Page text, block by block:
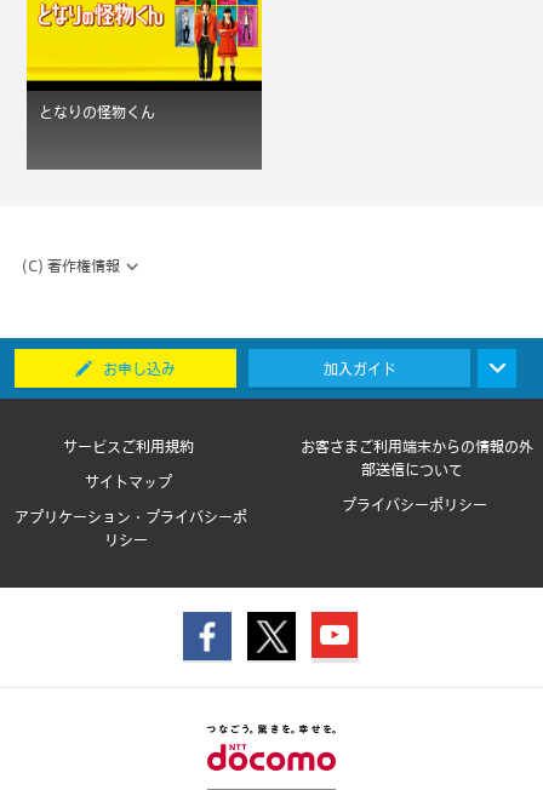
となりの怪物くん
(C) 著作権情報
お申し込み 加入ガイド
サービスご利用規約
お客さまご利用端末からの情報の外
部送信について
サイトマップ
プライバシーポリシー
アプリケーション・プライバシーポ
リシー